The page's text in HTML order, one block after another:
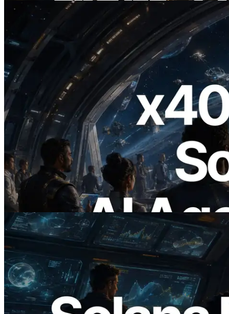
2026.07.04
ERPC lanza Solana RPC compatible con
x402 — La era en la que los agentes de IA
pagan bajo demanda por las API que
necesitan
Leer este artículo